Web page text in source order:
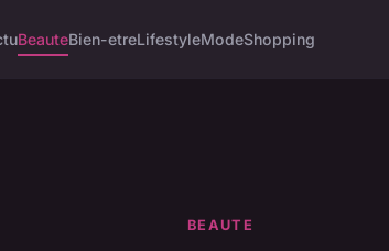
BeauteBien-etreLifestyleModeShopping
BEAUTE